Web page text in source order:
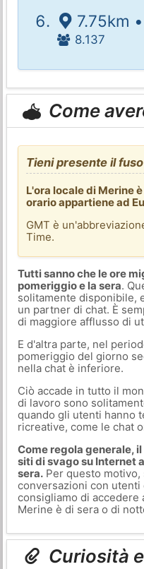
7.75km •
8.137
Come
Tieni presente il
L'ora locale di Merine
orario appartiene ad
GMT è
Time.
Tutti sanno che le ore
pomeriggio e la sera.
solitamente disponibile,
un partner di chat. È
di maggiore afflusso di
E d'altra parte, nel
pomeriggio del giorno
nella chat è inferiore.
Ciò accade in tutto il
di lavoro sono
quando gli utenti hanno
ricreative, come le chat
Come regola generale,
siti di svago su Internet
sera.Per questo motivo,
conversazioni con
consigliamo di accedere
Merine è di sera o di
Curiosità